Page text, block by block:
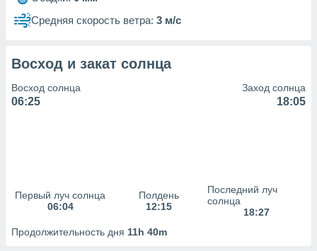
рекламы
сведения
Средняя скорость ветра: 3 м/с
Восход и закат солнца
Восход солнца
06:25
Заход солнца
18:05
Первый луч солнца
06:04
Полдень
12:15
Последний луч
солнца
18:27
Продолжительность дня 11h 40m